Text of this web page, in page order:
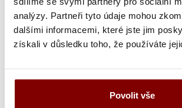
analýzy. Partneři tyto údaje mohou
dalšími informacemi, které jste jim
získali v důsledku toho, že používáte
Povolit vše
Nahrajte logo
(Súbor musí mať príponu .png, .jpg,
.svg. Maximálna povolená veľkosť